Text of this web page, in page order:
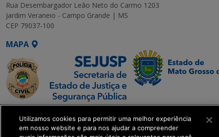
Rua Desembargador Leão Neto do Carmo 1203
Jardim Veraneio - Campo Grande | MS
CEP 79037-100
MAPA
SETDIG | Secretaria-
Executiva de
Utilizamos cookies para permitir uma melhor experiência
em nosso website e para nos ajudar a compreender